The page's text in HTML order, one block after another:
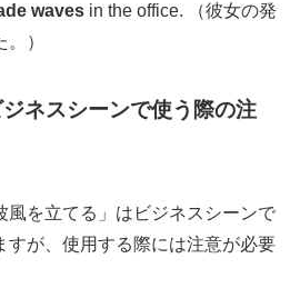
waves in the office. （彼女の発
）
ネスシーンで使う際の注
風を立てる」はビジネスシーンで
すが、使用する際には注意が必要